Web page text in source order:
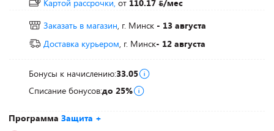
Программа Защита +
Картой рассрочки, от 110.17
/мес
Заказать в магазин, г. Минск - 13 августа
Доставка курьером, г. Минск- 12 августа
Бонусы к начислению:33.05
Списание бонусов:до 25%